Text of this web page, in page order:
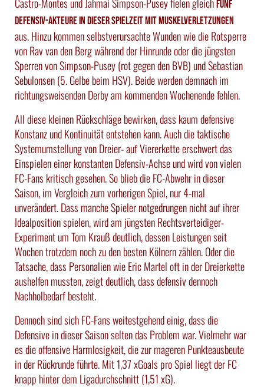
fünf
Defensiv-Akteure in dieser Spielzeit mit Muskelverletzungen
aus. Hinzu kommen selbstverursachte Wunden wie die Rotsperre
von Rav van den Berg während der Hinrunde oder die jüngsten
Sperren von Simpson-Pusey (rot gegen den BVB) und Sebastian
Sebulonsen (5. Gelbe beim HSV). Beide werden demnach im
richtungsweisenden Derby am kommenden Wochenende fehlen.
All diese kleinen Rückschläge bewirken, dass kaum defensive
Konstanz und Kontinuität entstehen kann. Auch die taktische
Systemumstellung von Dreier- auf Viererkette erschwert das
Einspielen einer konstanten Defensiv-Achse und wird von vielen
FC-Fans kritisch gesehen. So blieb die FC-Abwehr in dieser
Saison, im Vergleich zum vorherigen Spiel, nur 4-mal
unverändert. Dass manche Spieler notgedrungen nicht auf ihrer
Idealposition spielen, wird am jüngsten Rechtsverteidiger-
Experiment um Tom Krauß deutlich, dessen Leistungen seit
Wochen trotzdem noch zu den besten Kölnern zählen. Oder die
Tatsache, dass Personalien wie Eric Martel oft in der Dreierkette
aushelfen mussten, zeigt deutlich, dass defensiv dennoch
Nachholbedarf besteht.
Dennoch sind sich FC-Fans weitestgehend einig, dass die
Defensive in dieser Saison selten das Problem war. Vielmehr war
es die offensive Harmlosigkeit, die zur mageren Punkteausbeute
in der Rückrunde führte. Mit 1,37 xGoals pro Spiel liegt der FC
knapp hinter dem Ligadurchschnitt (1,51 xG).